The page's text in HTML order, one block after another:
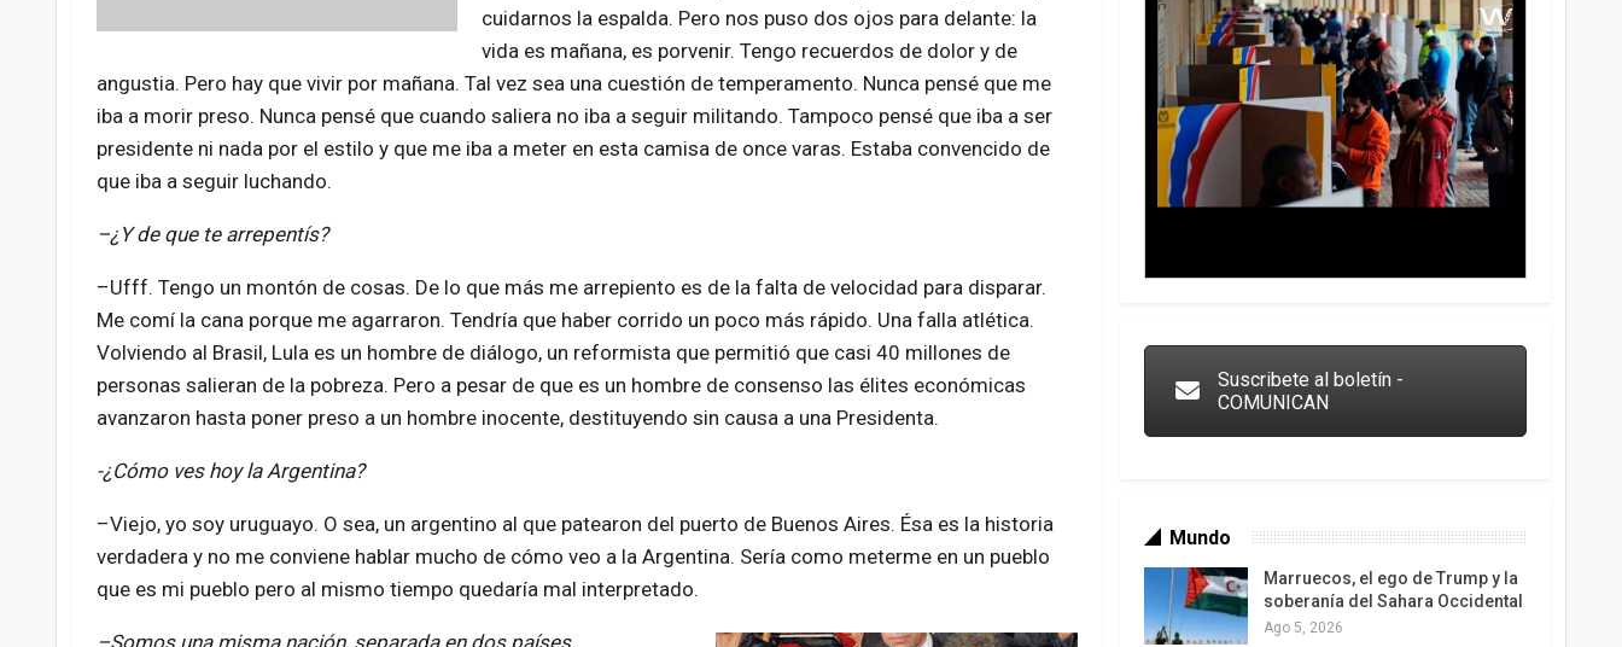
cuidarnos la espalda. Pero nos puso dos ojos para delante: la
vida es mañana, es porvenir. Tengo recuerdos de dolor y de
angustia. Pero hay que vivir por mañana. Tal vez sea una cuestión de temperamento. Nunca pensé que me
iba a morir preso. Nunca pensé que cuando saliera no iba a seguir militando. Tampoco pensé que iba a ser
presidente ni nada por el estilo y que me iba a meter en esta camisa de once varas. Estaba convencido de
que iba a seguir luchando.
–¿Y de que te arrepentís?
–Ufff. Tengo un montón de cosas. De lo que más me arrepiento es de la falta de velocidad para disparar.
Me comí la cana porque me agarraron. Tendría que haber corrido un poco más rápido. Una falla atlética.
Volviendo al Brasil, Lula es un hombre de diálogo, un reformista que permitió que casi 40 millones de
personas salieran de la pobreza. Pero a pesar de que es un hombre de consenso las élites económicas
avanzaron hasta poner preso a un hombre inocente, destituyendo sin causa a una Presidenta.
-¿Cómo ves hoy la Argentina?
–Viejo, yo soy uruguayo. O sea, un argentino al que patearon del puerto de Buenos Aires. Ésa es la historia
verdadera y no me conviene hablar mucho de cómo veo a la Argentina. Sería como meterme en un pueblo
que es mi pueblo pero al mismo tiempo quedaría mal interpretado.
Suscribete al boletín -
COMUNICAN
Mundo
Marruecos, el ego de Trump y la
soberanía del Sahara Occidental
Ago 5, 2026